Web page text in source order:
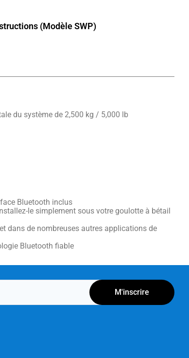
(Modèle SWP)
du système de 2,500 kg / 5,000 lb
Bluetooth inclus
le simplement sous votre goulotte à bétail
dans de nombreuses autres applications de
Bluetooth fiable
M'inscrire